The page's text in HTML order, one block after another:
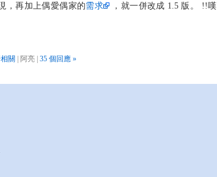
，再加上偶愛偶家的需求
，就一併改成 1.5 版。 !!嘆
關 | 阿亮 | 35 個回應 »